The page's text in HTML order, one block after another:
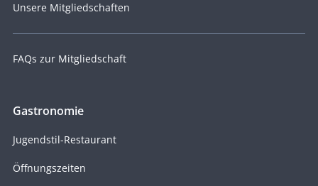
Unsere Mitgliedschaften
FAQs zur Mitgliedschaft
Gastronomie
Jugendstil-Restaurant
Öffnungszeiten